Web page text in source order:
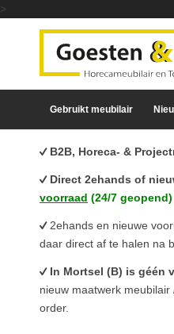
>
Gebruikt meubilair
B2B, Horeca- &
Direct 2ehands of
voorraad (24/7 geopend)
2ehands en nieuwe
daar direct af te halen na
In Mortsel (B) is géén
nieuw maatwerk
order.